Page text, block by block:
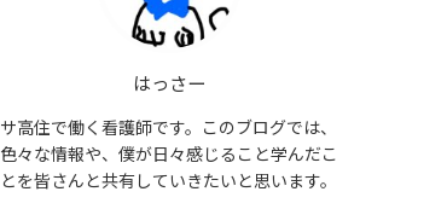
はっさー
サ高住で働く看護師です。このブログでは、
色々な情報や、僕が日々感じること学んだこ
とを皆さんと共有していきたいと思います。